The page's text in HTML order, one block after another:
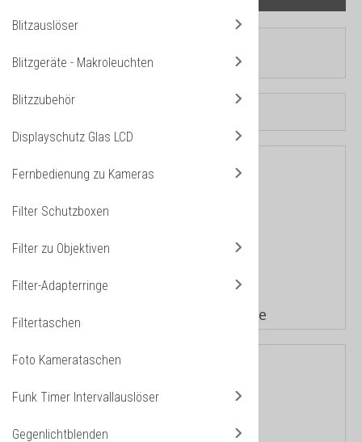
Adapter Ringe Objektive
Blitzauslöser
Blitzgeräte - Makroleuchten
Blitzzubehör
Displayschutz Glas LCD
Fernbedienung zu Kameras
Filter Schutzboxen
Filter zu Objektiven
Filter-Adapterringe
Filtertaschen
Foto Kamerataschen
Funk Timer Intervallauslöser
Gegenlichtblenden